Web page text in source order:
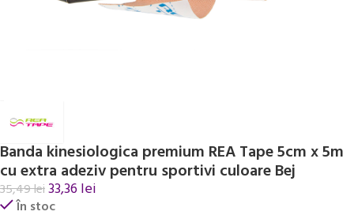
Banda kinesiologica premium REA Tape 5cm x 5m
cu extra adeziv pentru sportivi culoare Bej
35,49lei33,36 lei
În stoc